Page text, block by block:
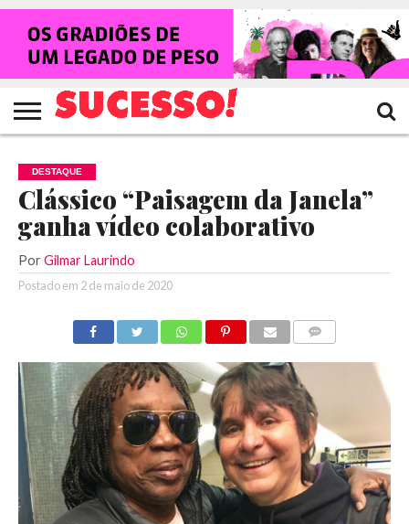
HOME
NOTÍCIAS
SHOWS
ENTREVISTAS
CLIQUES
RANKING
CROWLEY
TV
SUCESSO!
REVISTA
SUCESSO!
DESTAQUE
Clássico “Paisagem da Janela”
ganha vídeo colaborativo
Por Gilmar Laurindo
Postado em 2 de maio de 2020